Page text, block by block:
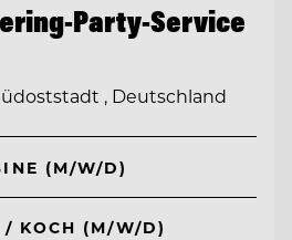
Party-Service
, Deutschland
(M/W/D)
/ KOCH (M/W/D)